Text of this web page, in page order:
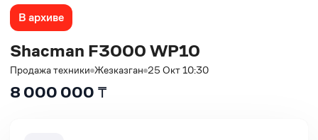
В архиве
Shacman F3000 WP10
Продажа техники Жезказган 25 Окт 10:30
8 000 000 ₸